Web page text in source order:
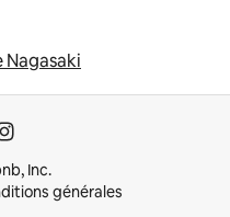
Nagasaki
Inc.
générales